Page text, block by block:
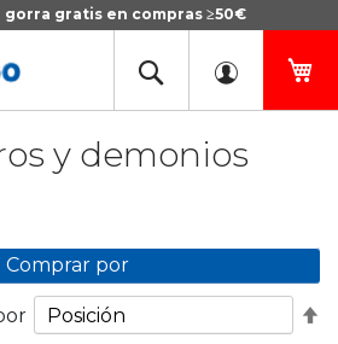
gorra gratis en compras ≥50€
y demonios
Comprar por